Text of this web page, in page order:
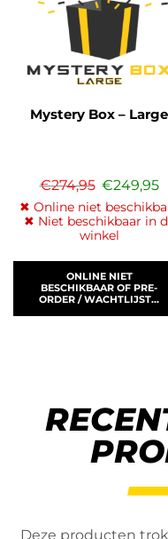
Mystery Box – Large
€274,95 €249,95
✖ Online niet
✖ Niet beschikbaar in
winkel
ONLINE NIET
BESCHIKBAAR OF PRE-
ORDER / WACHTLIJST...
Deze producten